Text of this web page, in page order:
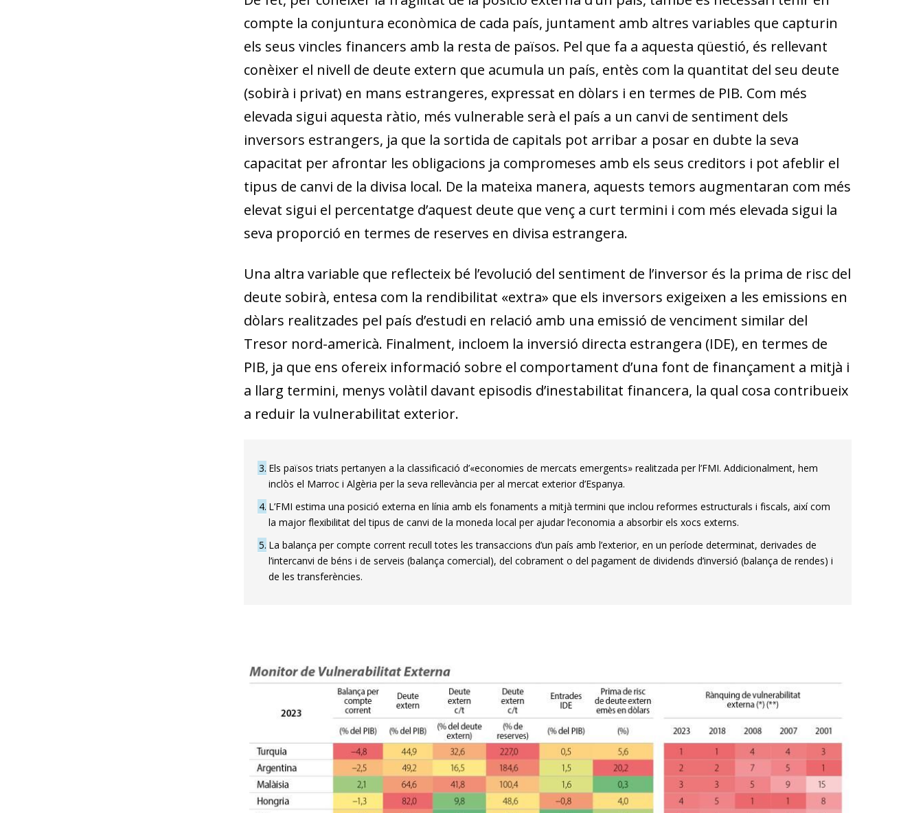
compte la conjuntura econòmica de cada país, juntament amb altres variables que capturin
els seus vincles financers amb la resta de països. Pel que fa a aquesta qüestió, és rellevant
conèixer el nivell de deute extern que acumula un país, entès com la quantitat del seu deute
(sobirà i privat) en mans estrangeres, expressat en dòlars i en termes de PIB. Com més
elevada sigui aquesta ràtio, més vulnerable serà el país a un canvi de sentiment dels
inversors estrangers, ja que la sortida de capitals pot arribar a posar en dubte la seva
capacitat per afrontar les obligacions ja compromeses amb els seus creditors i pot afeblir el
tipus de canvi de la divisa lo­­cal. De la mateixa manera, aquests temors augmentaran com més
elevat sigui el percentatge d’aquest deute que venç a curt termini i com més elevada sigui la
seva proporció en termes de reserves en divisa estrangera.
Una altra variable que reflecteix bé l’evolució del sentiment de l’inversor és la prima de risc del
deute sobirà, entesa com la rendibilitat «extra» que els inversors exigeixen a les emissions en
dòlars realitzades pel país d’estudi en relació amb una emissió de venciment similar del
Tresor nord-americà. Finalment, incloem la inversió directa estrangera (IDE), en termes de
PIB, ja que ens ofereix informació sobre el comportament d’una font de finançament a mitjà i
a llarg termini, menys volàtil davant episodis d’inestabilitat financera, la qual cosa contribueix
a reduir la vulnerabilitat exterior.
3 Els països triats pertanyen a la classificació d’«economies de mercats emergents» realitzada per l’FMI. Addicionalment, hem
inclòs el Marroc i Algèria per la seva rellevància per al mercat exterior d’Espanya.
4 L’FMI estima una posició externa en línia amb els fonaments a mitjà ter­­mini que inclou reformes estructurals i fiscals, així com
la major flexi­­bi­­­­litat del tipus de canvi de la moneda local per ajudar l’economia a ab­­sorbir els xocs externs.
5 La balança per compte corrent recull totes les transaccions d’un país amb l’exterior, en un període determinat, derivades de
l’intercanvi de béns i de serveis (balança comercial), del cobrament o del pagament de dividends d’inversió (balança de rendes) i
de les transferències.